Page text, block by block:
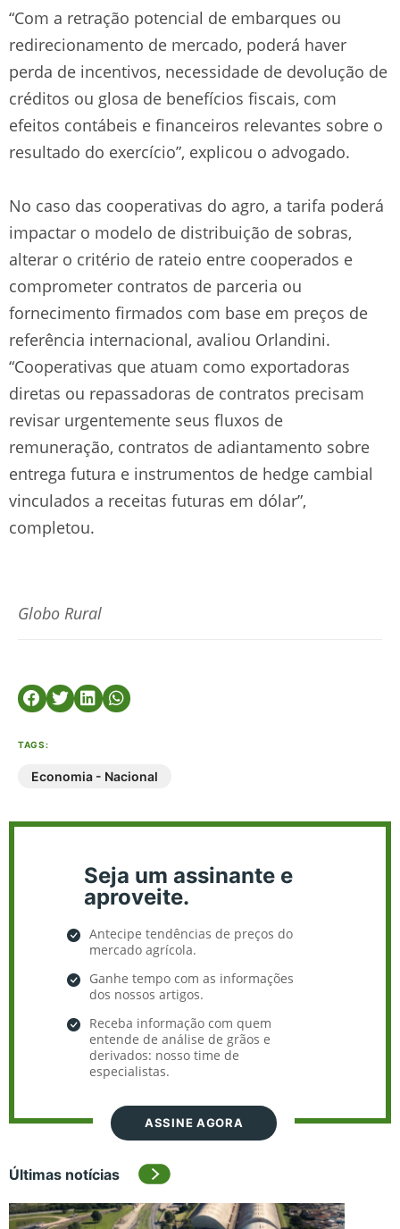
“Com a retração potencial de embarques ou
redirecionamento de mercado, poderá haver
perda de incentivos, necessidade de devolução de
créditos ou glosa de benefícios fiscais, com
efeitos contábeis e financeiros relevantes sobre o
resultado do exercício”, explicou o advogado.
No caso das cooperativas do agro, a tarifa poderá
impactar o modelo de distribuição de sobras,
alterar o critério de rateio entre cooperados e
comprometer contratos de parceria ou
fornecimento firmados com base em preços de
referência internacional, avaliou Orlandini.
“Cooperativas que atuam como exportadoras
diretas ou repassadoras de contratos precisam
revisar urgentemente seus fluxos de
remuneração, contratos de adiantamento sobre
entrega futura e instrumentos de hedge cambial
vinculados a receitas futuras em dólar”,
completou.
Globo Rural
TAGS:
Economia - Nacional
Seja um assinante e
aproveite.
Antecipe tendências de preços do
mercado agrícola.
Ganhe tempo com as informações
dos nossos artigos.
Receba informação com quem
entende de análise de grãos e
derivados: nosso time de
especialistas.
ASSINE AGORA
Últimas notícias